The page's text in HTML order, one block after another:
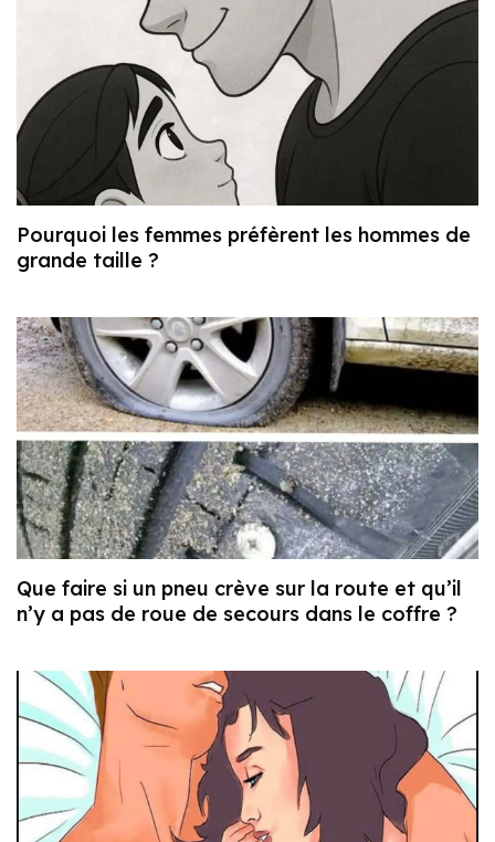
Pourquoi les femmes préfèrent les hommes de
grande taille ?
Que faire si un pneu crève sur la route et qu’il
n’y a pas de roue de secours dans le coffre ?